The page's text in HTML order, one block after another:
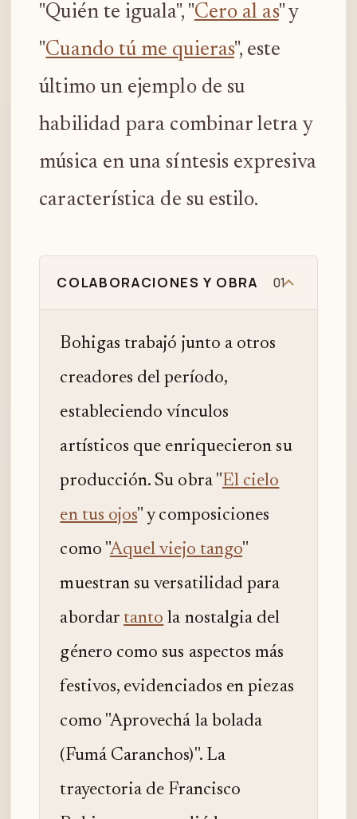
"Quién te iguala", "Cero al as" y
"Cuando tú me quieras", este
último un ejemplo de su
habilidad para combinar letra y
música en una síntesis expresiva
característica de su estilo.
COLABORACIONES Y OBRA 01
Bohigas trabajó junto a otros
creadores del período,
estableciendo vínculos
artísticos que enriquecieron su
producción. Su obra "El cielo
en tus ojos" y composiciones
como "Aquel viejo tango"
muestran su versatilidad para
abordar tanto la nostalgia del
género como sus aspectos más
festivos, evidenciados en piezas
como "Aprovechá la bolada
(Fumá Caranchos)". La
trayectoria de Francisco